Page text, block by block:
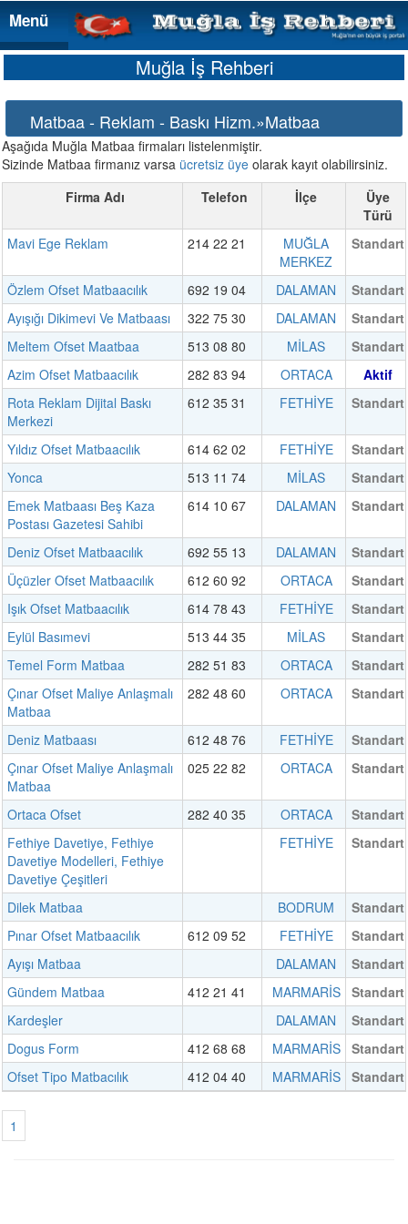
Menü
Menü
Muğla İş Rehberi
Matbaa - Reklam - Baskı Hizm.»Matbaa
Aşağıda Muğla Matbaa firmaları listelenmiştir.
Sizinde Matbaa firmanız varsa ücretsiz üye olarak kayıt olabilirsiniz.
Firma Adı
Telefon İlçe
Üye
Türü
Mavi Ege Reklam
214 22 21
MUĞLA
MERKEZ
Standart
Özlem Ofset Matbaacılık 692 19 04 DALAMAN
Standart
Ayışığı Dikimevi Ve Matbaası
322 75 30 DALAMAN
Standart
Meltem Ofset Maatbaa
513 08 80 MİLAS
Standart
Azim Ofset Matbaacılık
282 83 94 ORTACA
Aktif
Rota Reklam Dijital Baskı
Merkezi
612 35 31 FETHİYE Standart
Yıldız Ofset Matbaacılık 614 62 02 FETHİYE
Standart
Yonca
513 11 74 MİLAS
Standart
Emek Matbaası Beş Kaza
Postası Gazetesi Sahibi
614 10 67 DALAMAN Standart
Deniz Ofset Matbaacılık 692 55 13 DALAMAN
Standart
Üçüzler Ofset Matbaacılık
612 60 92 ORTACA
Standart
Işık Ofset Matbaacılık
614 78 43 FETHİYE
Standart
Eylül Basımevi
513 44 35 MİLAS
Standart
Temel Form Matbaa
282 51 83 ORTACA
Standart
Çınar Ofset Maliye Anlaşmalı
Matbaa
282 48 60 ORTACA Standart
Deniz Matbaası 612 48 76 FETHİYE
Standart
Çınar Ofset Maliye Anlaşmalı
Matbaa
025 22 82 ORTACA Standart
Ortaca Ofset 282 40 35 ORTACA
Standart
Fethiye Davetiye, Fethiye
Davetiye Modelleri, Fethiye
Davetiye Çeşitleri
FETHİYE Standart
Dilek Matbaa BODRUM
Standart
Pınar Ofset Matbaacılık
612 09 52 FETHİYE
Standart
Ayışı Matbaa
DALAMAN
Standart
Gündem Matbaa
412 21 41 MARMARİS
Standart
Kardeşler
DALAMAN
Standart
Dogus Form
412 68 68 MARMARİS
Standart
Ofset Tipo Matbacılık
412 04 40 MARMARİS Standart
1